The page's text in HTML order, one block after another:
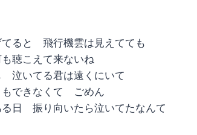
てると 飛行機雲は見えてても
聴こえて来ないね
泣いてる君は遠くにいて
もできなくて ごめん
日 振り向いたら泣いてたなんて